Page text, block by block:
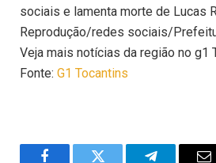
sociais e lamenta morte de Lucas
Reprodução/redes sociais/
Veja mais notícias da região no g1
Fonte: G1 Tocantins